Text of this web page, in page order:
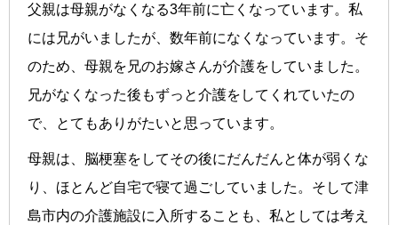
父親は母親がなくなる3年前に亡くなっています。私
には兄がいましたが、数年前になくなっています。そ
のため、母親を兄のお嫁さんが介護をしていました。
兄がなくなった後もずっと介護をしてくれていたの
で、とてもありがたいと思っています。
母親は、脳梗塞をしてその後にだんだんと体が弱くな
り、ほとんど自宅で寝て過ごしていました。そして津
島市内の介護施設に入所することも、私としては考え